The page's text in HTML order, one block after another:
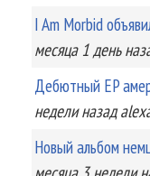
I Am Morbid
месяца 1 день
Дебютный EP
неделиназад
Новый альбом